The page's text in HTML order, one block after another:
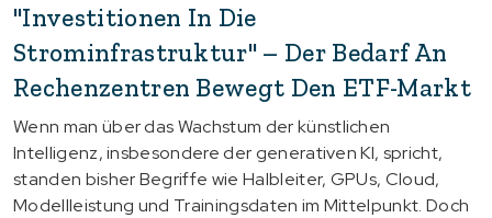
"Investitionen In Die
Strominfrastruktur" – Der Bedarf An
Rechenzentren Bewegt Den ETF-Markt
Wenn man über das Wachstum der künstlichen
Intelligenz, insbesondere der generativen KI, spricht,
standen bisher Begriffe wie Halbleiter, GPUs, Cloud,
Modellleistung und Trainingsdaten im Mittelpunkt. Doch